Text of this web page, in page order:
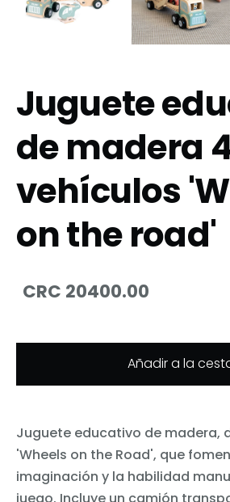
Juguete
de madera
vehículos
on the road'
CRC 20400.00
Añadir a la
Juguete educativo de madera,
'Wheels on the Road', que
imaginación y la habilidad
juego. Incluye un camión